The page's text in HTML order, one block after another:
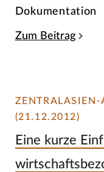
Dokumentation
Zum Beitrag
(21.12.2012)
Eine kurze